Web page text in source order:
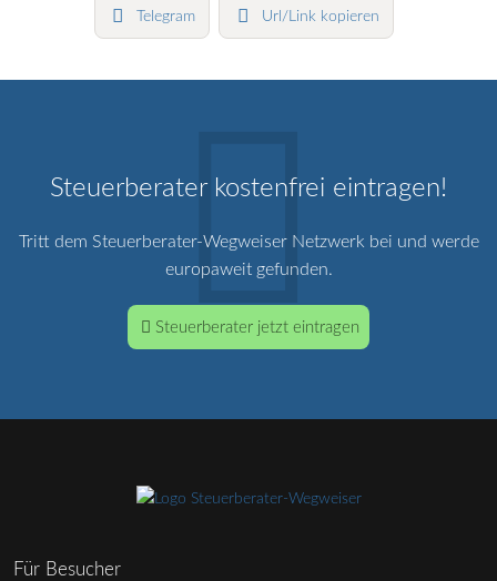
Telegram Url/Link kopieren
Steuerberater kostenfrei eintragen!
Tritt dem Steuerberater-Wegweiser Netzwerk bei und werde
europaweit gefunden.
Steuerberater jetzt eintragen
Für Besucher